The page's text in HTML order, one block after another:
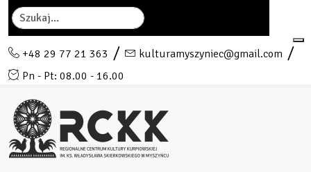
Szukaj
+48 29 77 21 363
kulturamyszyniec@gmail.com
Pn - Pt: 08.00 - 16.00